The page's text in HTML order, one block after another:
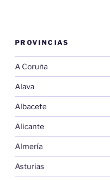
PROVINCIAS
A Coruña
Alava
Albacete
Alicante
Almería
Asturias